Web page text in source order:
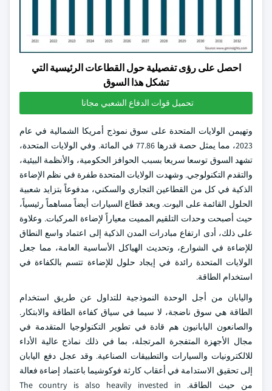
احصل على رؤى تفصيلية حول القطاعات الرئيسية التي
تشكل هذا السوق
تحميل قوات الدفاع الشعبي مجانا
وتهيمن الولايات المتحدة على سوق نموذج أمريكا الشمالية في عام
2023، مما يمثل حصة قدرها 77.86 في المائة. وفي الولايات المتحدة،
تشهد السوق توسعا سريعا بسبب الحوافز الحكومية، والأنظمة البيئية،
والتقدم التكنولوجي. وشهدت الولايات المتحدة طفرة في نظم الإضاءة
الذكية في كل من القطاعين التجاري والسكني، مدفوعاً بتزايد شعبية
الحلول القائمة على اليوت. ويعد قطاع السيارات أيضاً مساهماً رئيسياً،
حيث أصبحت وحدات التلقيم المميت معياراً لإضاءة المركبات. وعلاوة
على ذلك، أدى ارتفاع مبادرات المدن الذكية إلى اعتماد واسع النطاق
للإضاءة في الشوارع، وتحديث الهياكل الأساسية العامة، مما جعل
الولايات المتحدة رائدة في إيجاد حلول للإضاءة تتسم بالكفاءة في
استخدام الطاقة.
واليابان من أجل الوحدة النموذجية للتداول عن طريق استخدام
الطاقة هي سوق ناضجة، لا سيما في سياق كفاءة الطاقة والابتكار.
والصانعون اليابانيون هم قادة في تطوير التكنولوجيا المتقدمة في
مجال الأجهزة المتفجرة المرتجلة، بما في ذلك نماذج عالية الأداء
للالكترونيات والسيارات والتطبيقات الصناعية. وقد عجل دفع اليابان
إلى تحقيق الاستدامة في أعقاب كارثة فوكوشيما باعتماد إضاءة فعالة
من حيث الطاقة. The country is also heavily invested in